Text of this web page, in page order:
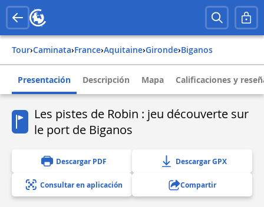
Tour› Caminata› france› aquitaine› gironde› biganos
Presentación Descripción Mapa Calificaciones y
Les pistes de Robin : jeu découverte sur
le port de Biganos
Descargar PDF Descargar GPX
Consultar en aplicación Compartir